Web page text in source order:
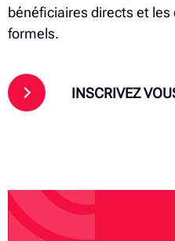
bénéficiaires directs et
formels.
INSCRIVEZ